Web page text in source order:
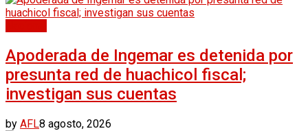
Apoderada de Ingemar es detenida por
presunta red de huachicol fiscal;
investigan sus cuentas
by AFL8 agosto, 2026